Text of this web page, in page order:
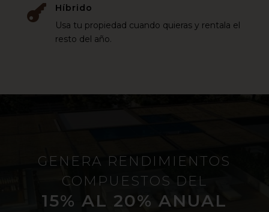

Híbrido
Usa tu propiedad cuando quieras y rentala el
resto del año.
GENERA RENDIMIENTOS
COMPUESTOS DEL
15% AL 20% ANUAL